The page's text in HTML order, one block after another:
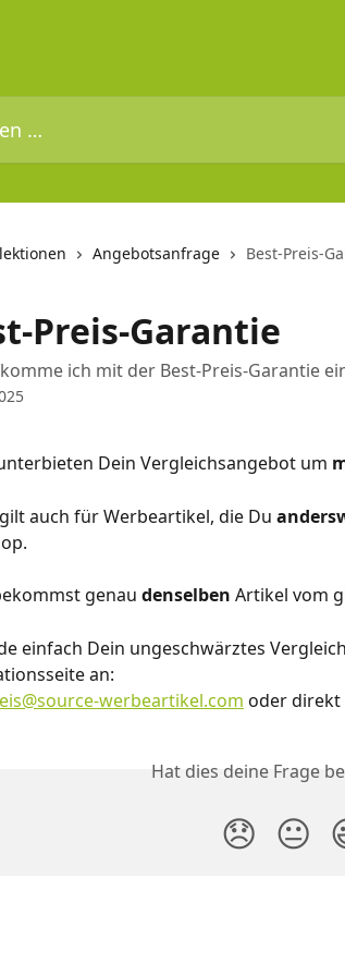
Angebotsanfrage Best-Preis-
Preis-Garantie
ich mit der Best-Preis-Garantie
Dein Vergleichsangebot um
auch für Werbeartikel, die Du
genau denselben Artikel vom
einfach Dein ungeschwärztes
an:
werbeartikel.com oder direkt
Hat dies deine Frage
😞 😐